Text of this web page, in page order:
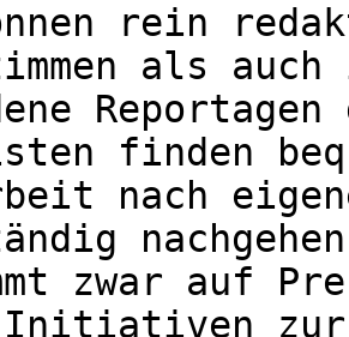
rein
als
finden
nach
zwar auf